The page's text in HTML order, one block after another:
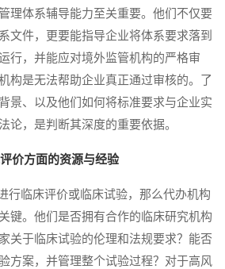
理体系辅导能力至关重要。他们不仅要
文件，更要能指导企业将体系要求落到
行，并能应对境外监管机构的严格审
构是无法帮助企业真正通过审核的。了
景、以及他们如何将标准要求与企业实
论，是判断其深度的重要依据。
价方面的资源与经验
临床评价或临床试验，那么代办机构
键。他们是否拥有合作的临床研究机构
关于临床试验的伦理和法规要求？能否
方案，并管理整个试验过程？对于高风